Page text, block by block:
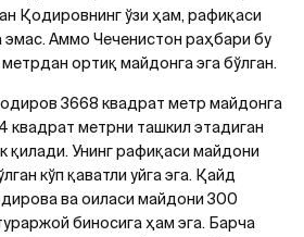
Қодировнинг ўзи ҳам, рафиқаси
эмас. Aммо Чеченистон раҳбари бу
ортиқ майдонга эга бўлган.
3668 квадрат метр майдонга
квадрат метрни ташкил этадиган
қилади. Унинг рафиқаси майдони
кўп қаватли уйга эга. Қайд
ва оиласи майдони 300
биносига ҳам эга. Барча